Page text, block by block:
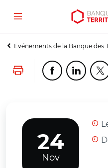
Aller
contenu
Aller
menu
Ouvrir
outils
Menu
Evénements de la Banque des
Lancer l'impression
Partager cette
24
Nov